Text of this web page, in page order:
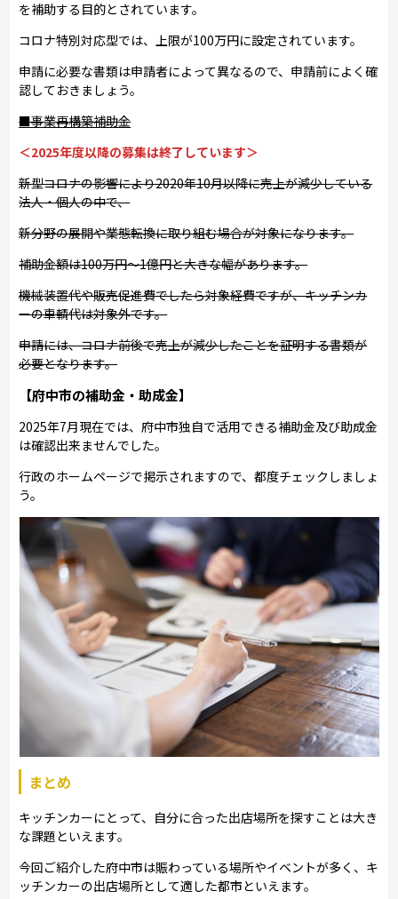
を補助する目的とされています。
コロナ特別対応型では、上限が100万円に設定されています。
申請に必要な書類は申請者によって異なるので、申請前によく確
認しておきましょう。
■事業再構築補助金
＜2025年度以降の募集は終了しています＞
新型コロナの影響により2020年10月以降に売上が減少している
法人・個人の中で、
新分野の展開や業態転換に取り組む場合が対象になります。
補助金額は100万円～1億円と大きな幅があります。
機械装置代や販売促進費でしたら対象経費ですが、キッチンカ
ーの車輌代は対象外です。
申請には、コロナ前後で売上が減少したことを証明する書類が
必要となります。
【府中市の補助金・助成金】
2025年7月現在では、府中市独自で活用できる補助金及び助成金
は確認出来ませんでした。
行政のホームページで掲示されますので、都度チェックしましょ
う。
まとめ
キッチンカーにとって、自分に合った出店場所を探すことは大き
な課題といえます。
今回ご紹介した府中市は賑わっている場所やイベントが多く、キ
ッチンカーの出店場所として適した都市といえます。